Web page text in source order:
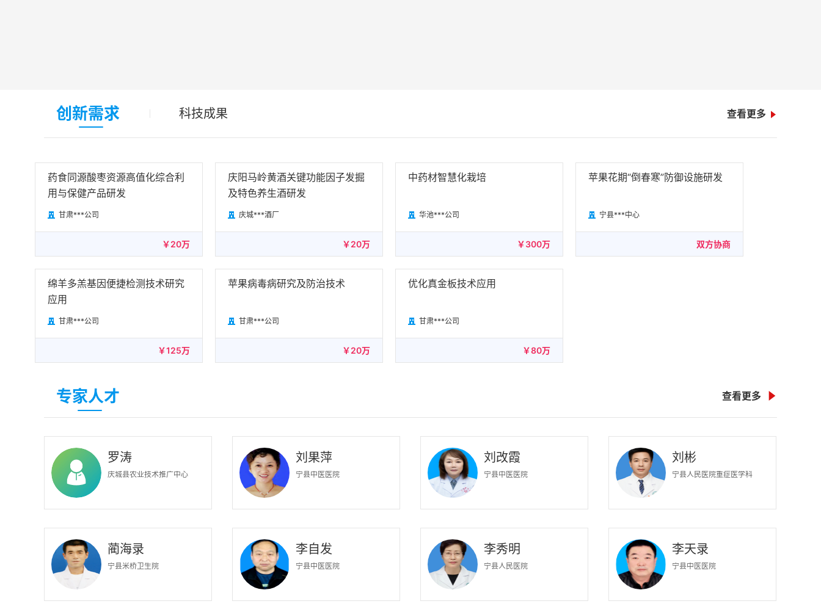
工作动态
创新需求 科技成果 查看更多 
药食同源酸枣资源高值化综合利
用与保健产品研发
 甘肃***公司
￥20万
庆阳马岭黄酒关键功能因子发掘
及特色养生酒研发
 庆城***酒厂
￥20万
中药材智慧化栽培
 华池***公司
￥300万
苹果花期“倒春寒”防御设施研发
 宁县***中心
双方协商
绵羊多羔基因便捷检测技术研究
应用
 甘肃***公司
￥125万
苹果病毒病研究及防治技术
 甘肃***公司
￥20万
优化真金板技术应用
 甘肃***公司
￥80万
专家人才 查看更多 
罗涛
庆城县农业技术推广中心
刘果萍
宁县中医医院
刘改霞
宁县中医医院
刘彬
宁县人民医院重症医学科
蔺海录
宁县米桥卫生院
李自发
宁县中医医院
李秀明
宁县人民医院
李天录
宁县中医医院